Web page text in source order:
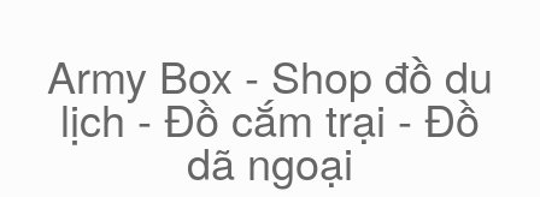
Army Box - Shop đồ du
lịch - Đồ cắm trại - Đồ
dã ngoại